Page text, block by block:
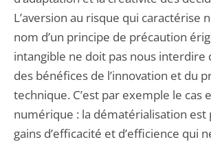
L’aversion au risque qui caractérise
nom d’un principe de précaution
intangible ne doit pas nous interdire
des bénéfices de l’innovation et du
technique. C’est par exemple le cas
numérique : la dématérialisation est
gains d’efficacité et d’efficience qui